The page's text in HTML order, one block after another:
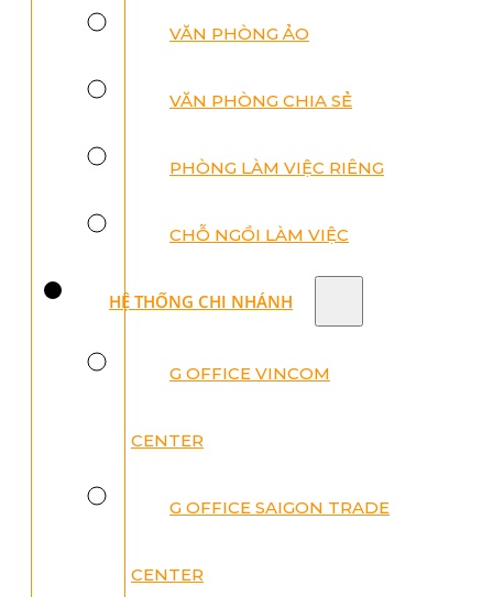
VĂN PHÒNG ẢO
VĂN PHÒNG CHIA SẺ
PHÒNG LÀM VIỆC RIÊNG
CHỖ NGỒI LÀM VIỆC
HỆ THỐNG CHI NHÁNH
G OFFICE VINCOM
CENTER
G OFFICE SAIGON TRADE
CENTER